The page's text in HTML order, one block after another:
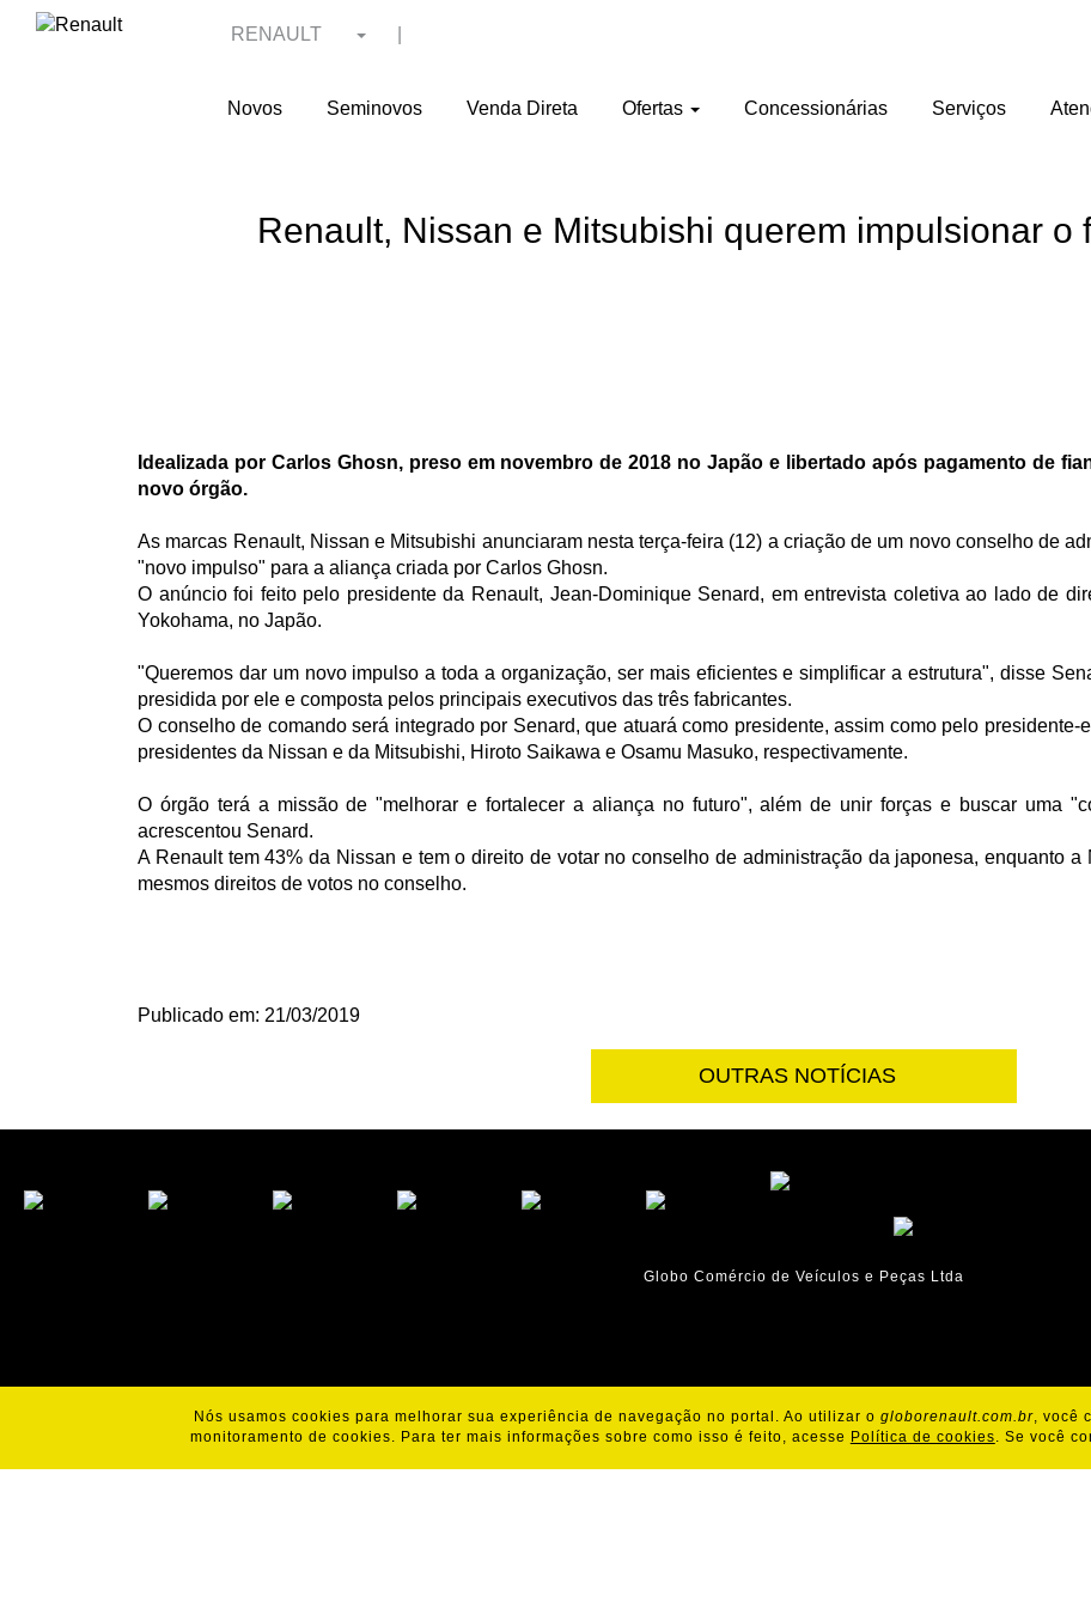
RENAULT
Novos Seminovos Venda Direta Ofertas Concessionárias Serviços
Renault, Nissan e Mitsubishi querem impulsionar o
Idealizada por Carlos Ghosn, preso em novembro de 2018 no Japão e libertado após pagamento de
novo órgão.
As marcas Renault, Nissan e Mitsubishi anunciaram nesta terça-feira (12) a criação de um novo conselho de
"novo impulso" para a aliança criada por Carlos Ghosn.
O anúncio foi feito pelo presidente da Renault, Jean-Dominique Senard, em entrevista coletiva ao lado de
Yokohama, no Japão.
"Queremos dar um novo impulso a toda a organização, ser mais eficientes e simplificar a estrutura", disse
presidida por ele e composta pelos principais executivos das três fabricantes.
O conselho de comando será integrado por Senard, que atuará como presidente, assim como pelo
presidentes da Nissan e da Mitsubishi, Hiroto Saikawa e Osamu Masuko, respectivamente.
O órgão terá a missão de "melhorar e fortalecer a aliança no futuro", além de unir forças e buscar uma
acrescentou Senard.
A Renault tem 43% da Nissan e tem o direito de votar no conselho de administração da japonesa, enquanto
mesmos direitos de votos no conselho.
Publicado em: 21/03/2019
OUTRAS NOTÍCIAS
Globo Comércio de Veículos e Peças Ltda
Política de Cookies Política de Privacidade
Nós usamos cookies para melhorar sua experiência de navegação no portal. Ao utilizar o globorenault.com.br, você
monitoramento de cookies. Para ter mais informações sobre como isso é feito, acesse Política de cookies. Se você